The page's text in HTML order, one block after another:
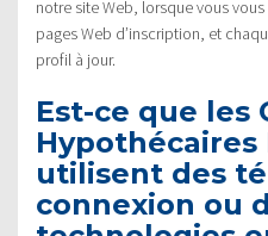
notre site Web, lorsque vous
pages Web d’inscription, et
profil à jour.
Est-ce que les
utilisent des
connexion ou